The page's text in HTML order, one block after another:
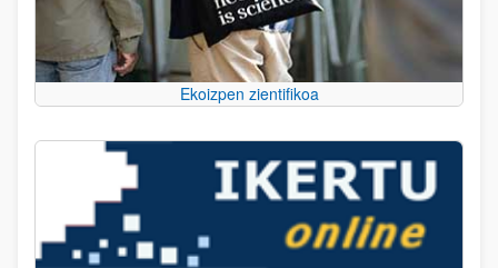
Ekoizpen zientifikoa